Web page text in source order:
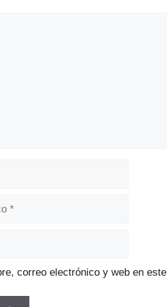
correo electrónico y web en